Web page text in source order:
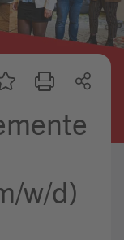
w/d)